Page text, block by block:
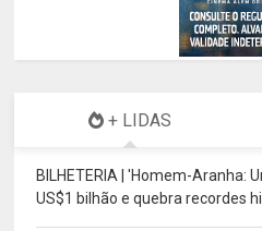
+ LIDAS
BILHETERIA | 'Homem-Aranha:
US$1 bilhão e quebra recordes